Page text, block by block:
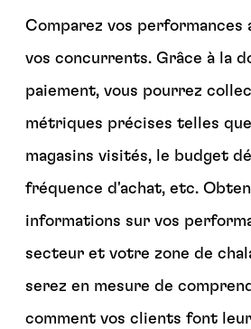
Comparez vos performances
vos concurrents. Grâce à la
paiement, vous pourrez
métriques précises telles
magasins visités, le budget
fréquence d'achat, etc.
informations sur vos
secteur et votre zone de
serez en mesure de
comment vos clients font